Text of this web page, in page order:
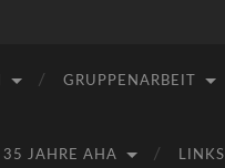
e.V.
GRUPPENARBEIT
35 JAHRE AHA LINKS